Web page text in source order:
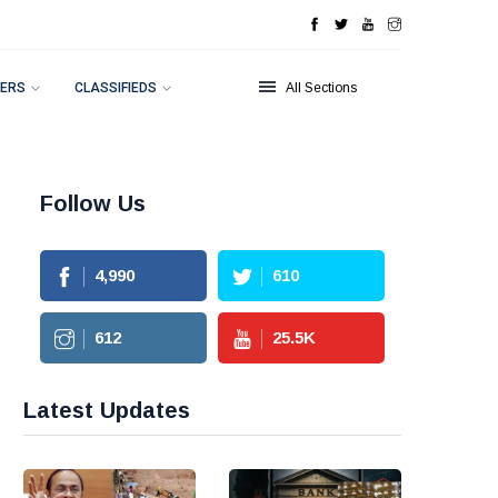
CLASSIFIEDS All Sections
Follow Us
4,990 610
612 25.5K
Latest Updates